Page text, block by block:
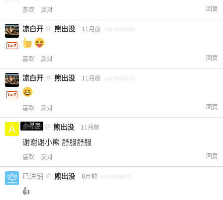
喜欢 反对 回复
凉白开 @ 熊出没 11月前 via Android
喜欢 反对 回复
凉白开 @ 熊出没 11月前 via Android
喜欢 反对 回复
小黑屋
a0987 @ 熊出没 11月前
谢谢谢小熊 舒服舒服
喜欢 反对 回复
已注销 @ 熊出没 8月前 via Android
👍